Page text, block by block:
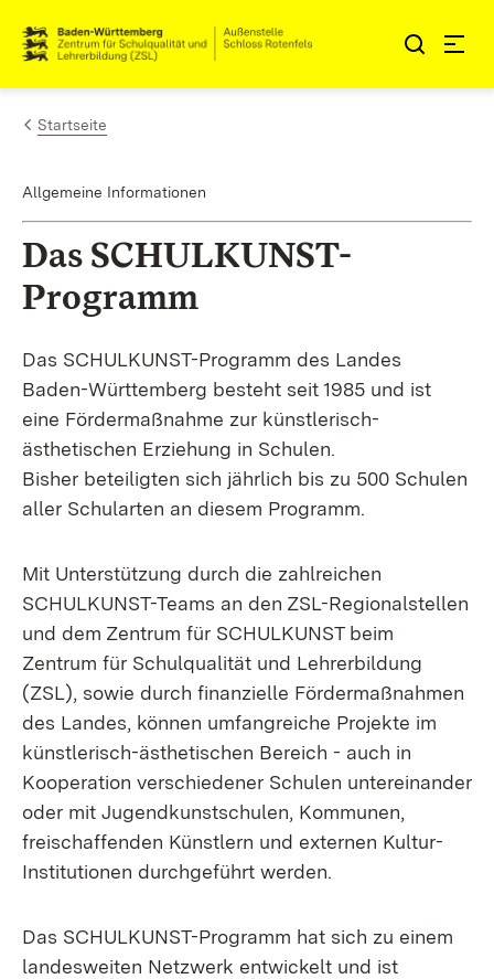
Zum Inhalt springen
Link zur Startseite
Startseite
Allgemeine Informationen
Das SCHULKUNST-
Programm
Das SCHULKUNST-Programm des Landes
Baden-Württemberg besteht seit 1985 und ist
eine Fördermaßnahme zur künstlerisch-
ästhetischen Erziehung in Schulen.
Bisher beteiligten sich jährlich bis zu 500 Schulen
aller Schularten an diesem Programm.
Mit Unterstützung durch die zahlreichen
SCHULKUNST-Teams an den ZSL-Regionalstellen
und dem Zentrum für SCHULKUNST beim
Zentrum für Schulqualität und Lehrerbildung
(ZSL), sowie durch finanzielle Fördermaßnahmen
des Landes, können umfangreiche Projekte im
künstlerisch-ästhetischen Bereich - auch in
Kooperation verschiedener Schulen untereinander
oder mit Jugendkunstschulen, Kommunen,
freischaffenden Künstlern und externen Kultur-
Institutionen durchgeführt werden.
Das SCHULKUNST-Programm hat sich zu einem
landesweiten Netzwerk entwickelt und ist